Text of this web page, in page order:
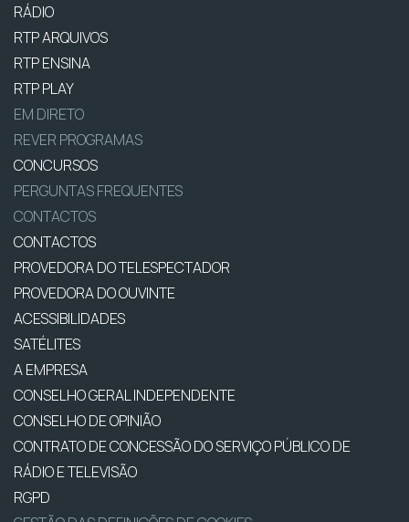
RÁDIO
RTP ARQUIVOS
RTP ENSINA
RTP PLAY
EM DIRETO
REVER PROGRAMAS
CONCURSOS
PERGUNTAS FREQUENTES
CONTACTOS
CONTACTOS
PROVEDORA DO TELESPECTADOR
PROVEDORA DO OUVINTE
ACESSIBILIDADES
SATÉLITES
A EMPRESA
CONSELHO GERAL INDEPENDENTE
CONSELHO DE OPINIÃO
CONTRATO DE CONCESSÃO DO SERVIÇO PÚBLICO DE
RÁDIO E TELEVISÃO
RGPD